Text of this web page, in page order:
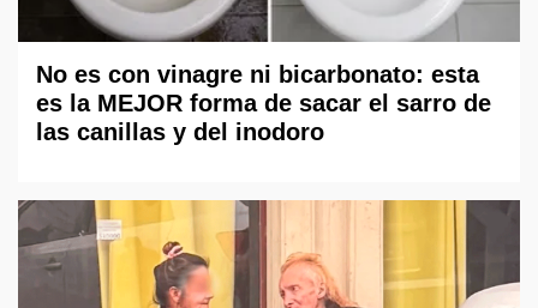
No es con vinagre ni bicarbonato: esta
es la MEJOR forma de sacar el sarro de
las canillas y del inodoro